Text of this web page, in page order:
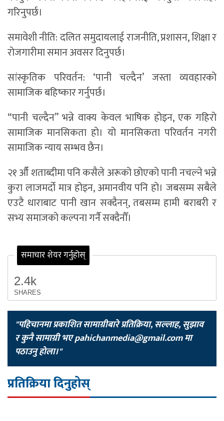
गरिनुपर्छ।
समावेशी नीति: दलित समुदायलाई राजनीति, प्रशासन, शिक्षा र
रोजगारीमा समान अवसर दिनुपर्छ।
सांस्कृतिक परिवर्तन: ‘पानी चल्दैन’ जस्ता व्यवहारको
सामाजिक बहिष्कार गर्नुपर्छ।
“पानी चल्दैन” भन्ने वाक्य केवल भाषिक होइन, एक गहिरो
सामाजिक मानसिकता हो। यो मानसिकता परिवर्तन नगरी
सामाजिक न्याय सम्भव छैन।
२१ औँ शताब्दीमा पनि कसैले अरूको छोएको पानी नचल्ने भन्ने
कुरा लाजमर्दो मात्र होइन, अमानवीय पनि हो। जबसम्म सबैले
एउटै धाराबाट पानी खान सक्दैनन्, तबसम्म हामी बराबरी र
सभ्य समाजको कल्पना गर्नै सक्दैनौँ।
समाचार शेयर गर्नुहोस्
2.4k
SHARES
"पहिचानमा प्रकाशित सामाग्रीबारे प्रतिक्रिया, सल्लाह, सुझाव
र कुनै सामाग्री भएpahichanmedia@gmail.comमा
पठाउनु होला।"
प्रतिक्रिया दिनुहोस्